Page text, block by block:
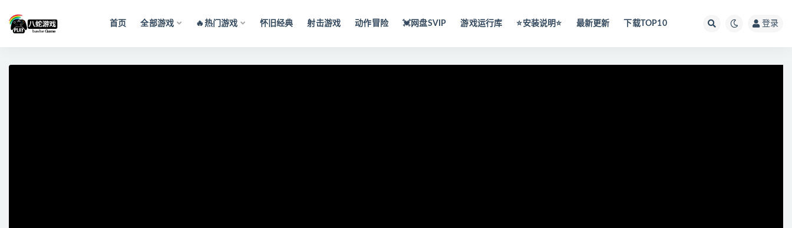
首页 全部游戏 🔥热门游戏 怀旧经典 射击游戏 动作冒险 💓网盘SVIP 游戏运行库 ⭐️安装说明⭐️ 最新更新 下载TOP10 登录